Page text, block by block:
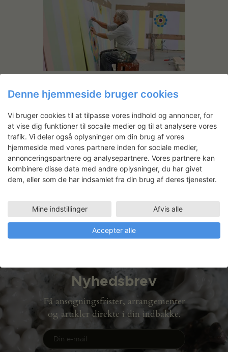
Carl Magnus
Faciliteter
METALVÆRKSTED
02.09.2002
02.09.2002 - 30.09.2002
Nyhedsbrev
Få ansøgningsfrister, arrangementer
og artikler direkte i din indbakke.
Denne hjemmeside bruger cookies
Vi bruger cookies til at tilpasse vores indhold og annoncer, for
at vise dig funktioner til socaile medier og til at analysere vores
trafik. Vi deler også oplysninger om din brug af vores
hjemmeside med vores partnere inden for sociale medier,
annonceringspartnere og analysepartnere. Vores partnere kan
kombinere disse data med andre oplysninger, du har givet
dem, eller som de har indsamlet fra din brug af deres tjenester.
Mine indstillinger Afvis alle
Accepter alle